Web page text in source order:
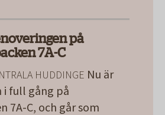
på
7A-C
HUDDINGE Nu är
i full gång på
7A-C, och går som